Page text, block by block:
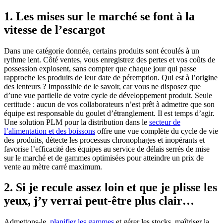
1. Les mises sur le marché se font à la
vitesse de l’escargot
Dans une catégorie donnée, certains produits sont écoulés à un
rythme lent. Côté ventes, vous enregistrez des pertes et vos coûts de
possession explosent, sans compter que chaque jour qui passe
rapproche les produits de leur date de péremption. Qui est à l’origine
des lenteurs ? Impossible de le savoir, car vous ne disposez que
d’une vue partielle de votre cycle de développement produit. Seule
certitude : aucun de vos collaborateurs n’est prêt à admettre que son
équipe est responsable du goulet d’étranglement. Il est temps d’agir.
Une solution PLM pour la distribution dans le secteur de
l’alimentation et des boissons offre une vue complète du cycle de vie
des produits, détecte les processus chronophages et inopérants et
favorise l’efficacité des équipes au service de délais serrés de mise
sur le marché et de gammes optimisées pour atteindre un prix de
vente au mètre carré maximum.
2. Si je recule assez loin et que je plisse les
yeux, j’y verrai peut-être plus clair…